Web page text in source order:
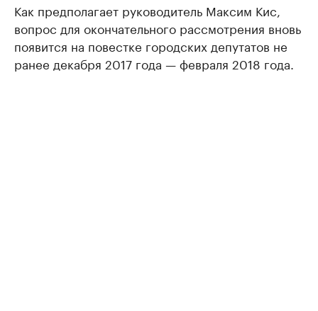
Как предполагает руководитель Максим Кис,
вопрос для окончательного рассмотрения вновь
появится на повестке городских депутатов не
ранее декабря 2017 года — февраля 2018 года.